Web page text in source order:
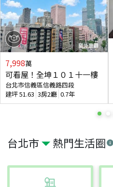
台北市 熱門生活圈
7,998萬
可看屋！全坤１０１十一樓
台北市信義區信義路四段
建坪51.63 3房2廳 0.7年